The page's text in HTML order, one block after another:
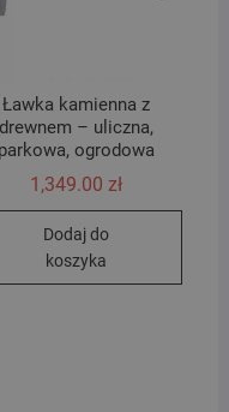
Ławka kamienna z
drewnem – uliczna,
parkowa, ogrodowa
1,349.00 zł
Dodaj do
koszyka